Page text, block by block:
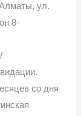
Алматы, ул.
8-
со дня